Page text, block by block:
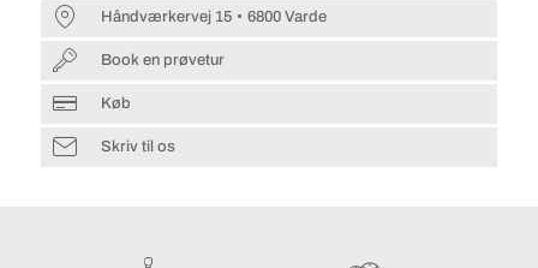
Håndværkervej 15 6800 Varde
Book en prøvetur
Køb
Skriv til os